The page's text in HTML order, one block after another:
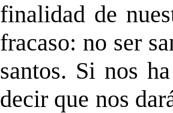
finalidad de
fracaso: no ser
santos. Si nos
decir que nos